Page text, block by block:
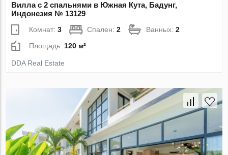
Вилла с 2 спальнями в Южная Кута, Бадунг,
Индонезия № 13129
Комнат:3 Спален:2 Ванных:2
Площадь:120 м²
DDA Real Estate